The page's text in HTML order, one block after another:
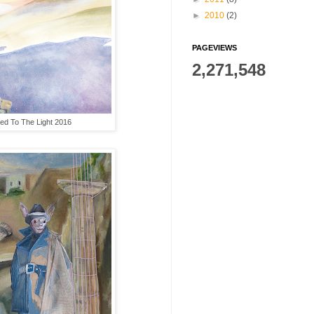
To The Light 2016
► 2010 (2)
PAGEVIEWS
2,271,548